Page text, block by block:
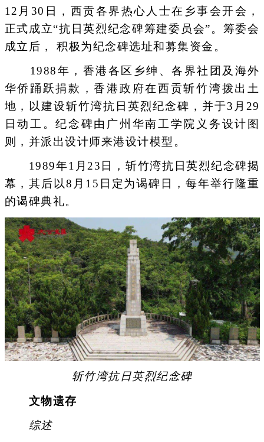
12月30日，西贡各界热心人士在乡事会开会，
正式成立“抗日英烈纪念碑筹建委员会”。筹委会
成立后， 积极为纪念碑选址和募集资金。
1988年，香港各区乡绅、各界社团及海外
华侨踊跃捐款，香港政府在西贡斩竹湾拨出土
地，以建设斩竹湾抗日英烈纪念碑，并于3月29
日动工。纪念碑由广州华南工学院义务设计图
则，并派出设计师来港设计模型。
1989年1月23日，斩竹湾抗日英烈纪念碑揭
幕，其后以8月15日定为谒碑日，每年举行隆重
的谒碑典礼。
斩竹湾抗日英烈纪念碑
文物遗存
综述